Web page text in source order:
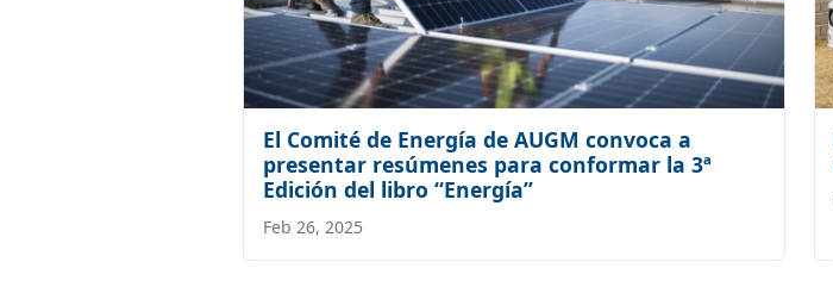
El Comité de Energía de AUGM convoca a
presentar resúmenes para conformar la 3ª
Edición del libro “Energía”
Feb 26, 2025